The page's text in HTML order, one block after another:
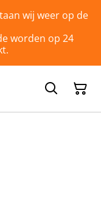
wij weer op de
worden op 24